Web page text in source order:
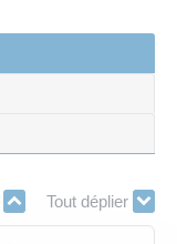
Tout déplier